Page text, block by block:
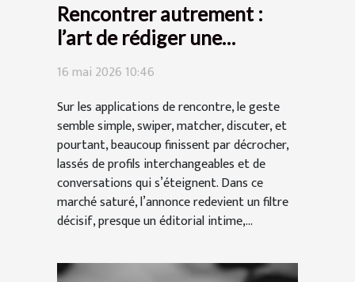
Rencontrer autrement :
l’art de rédiger une
annonce qui intrigue
16 mai 2026 10:46
Sur les applications de rencontre, le geste
semble simple, swiper, matcher, discuter, et
pourtant, beaucoup finissent par décrocher,
lassés de profils interchangeables et de
conversations qui s’éteignent. Dans ce
marché saturé, l’annonce redevient un filtre
décisif, presque un éditorial intime,...